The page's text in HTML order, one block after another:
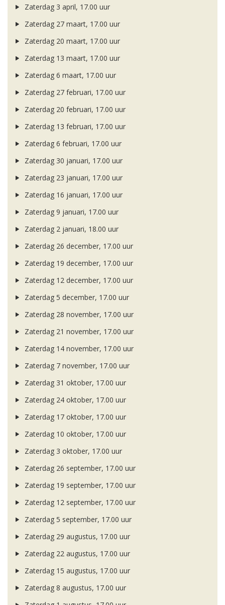
Zaterdag 3 april, 17.00 uur
Zaterdag 27 maart, 17.00 uur
Zaterdag 20 maart, 17.00 uur
Zaterdag 13 maart, 17.00 uur
Zaterdag 6 maart, 17.00 uur
Zaterdag 27 februari, 17.00 uur
Zaterdag 20 februari, 17.00 uur
Zaterdag 13 februari, 17.00 uur
Zaterdag 6 februari, 17.00 uur
Zaterdag 30 januari, 17.00 uur
Zaterdag 23 januari, 17.00 uur
Zaterdag 16 januari, 17.00 uur
Zaterdag 9 januari, 17.00 uur
Zaterdag 2 januari, 18.00 uur
Zaterdag 26 december, 17.00 uur
Zaterdag 19 december, 17.00 uur
Zaterdag 12 december, 17.00 uur
Zaterdag 5 december, 17.00 uur
Zaterdag 28 november, 17.00 uur
Zaterdag 21 november, 17.00 uur
Zaterdag 14 november, 17.00 uur
Zaterdag 7 november, 17.00 uur
Zaterdag 31 oktober, 17.00 uur
Zaterdag 24 oktober, 17.00 uur
Zaterdag 17 oktober, 17.00 uur
Zaterdag 10 oktober, 17.00 uur
Zaterdag 3 oktober, 17.00 uur
Zaterdag 26 september, 17.00 uur
Zaterdag 19 september, 17.00 uur
Zaterdag 12 september, 17.00 uur
Zaterdag 5 september, 17.00 uur
Zaterdag 29 augustus, 17.00 uur
Zaterdag 22 augustus, 17.00 uur
Zaterdag 15 augustus, 17.00 uur
Zaterdag 8 augustus, 17.00 uur